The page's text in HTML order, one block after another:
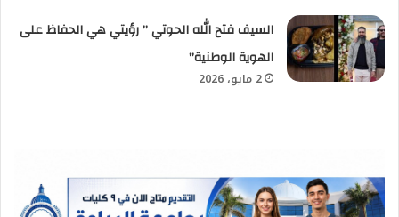
السيف فتح الله الحوتي ” رؤيتي هي الحفاظ على
الهوية الوطنية”
2 مايو، 2026